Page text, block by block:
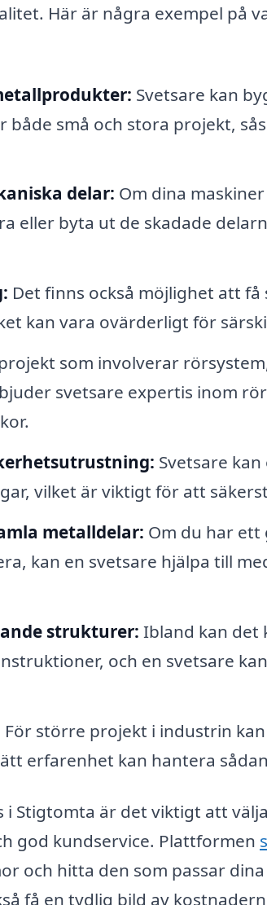
Här är några exempel på
Svetsare kan
små och stora projekt,
delar: Om dina
eller byta ut de skadade
Det finns också möjlighet att
kan vara ovärderligt för
som involverar
svetsare expertis inom
Svetsare
vilket är viktigt för att
metalldelar: Om du har ett
kan en svetsare hjälpa till
strukturer: Ibland kan det
och en svetsare
För större projekt i industrin
erfarenhet kan hantera
i Stigtomta är det viktigt att
god kundservice. Plattformen
och hitta den som passar
få en tydlig bild av